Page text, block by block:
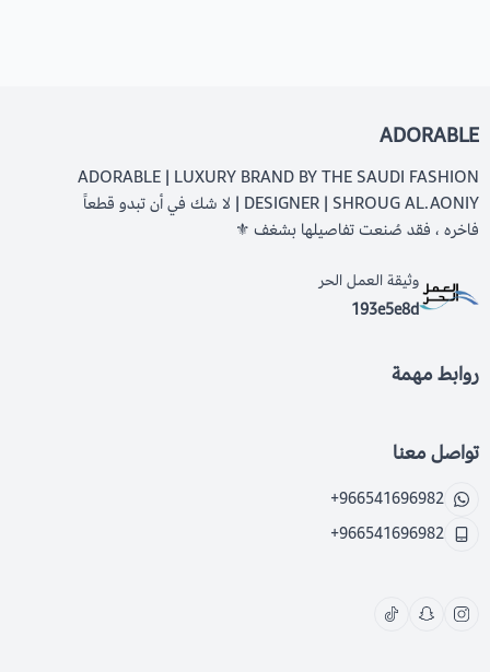
ADORABLE
ADORABLE | LUXURY BRAND BY THE SAUDI FASHION
DESIGNER | SHROUG AL.AONIY | لا شك في أن تبدو قطعاً
فاخره ، فقد صُنعت تفاصيلها بشغف ⚜️
وثيقة العمل الحر
193e5e8d
روابط مهمة
تواصل معنا
+966541696982
+966541696982